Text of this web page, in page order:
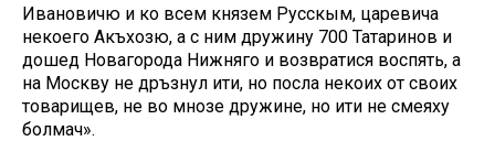
Ивановичю и ко всем князем Русскым, царевича
некоего Акъхозю, а с ним дружину 700 Татаринов и
дошед Новагорода Нижняго и возвратися воспять, а
на Москву не дръзнул ити, но посла некоих от своих
товарищев, не во мнозе дружине, но ити не смеяху
болмач».